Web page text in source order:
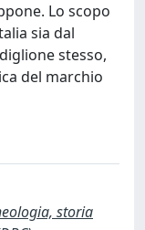
Lo scopo
sia dal
stesso,
del marchio
storia